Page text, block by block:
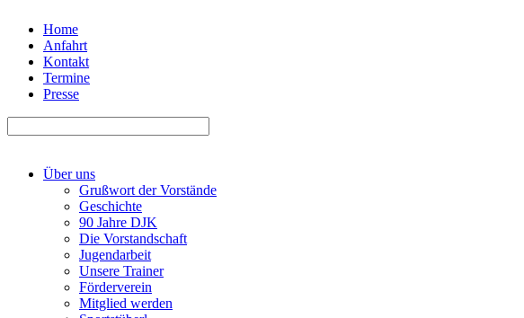
Home
Anfahrt
Kontakt
Termine
Presse
Über uns
Grußwort der Vorstände
Geschichte
90 Jahre DJK
Die Vorstandschaft
Jugendarbeit
Unsere Trainer
Förderverein
Mitglied werden